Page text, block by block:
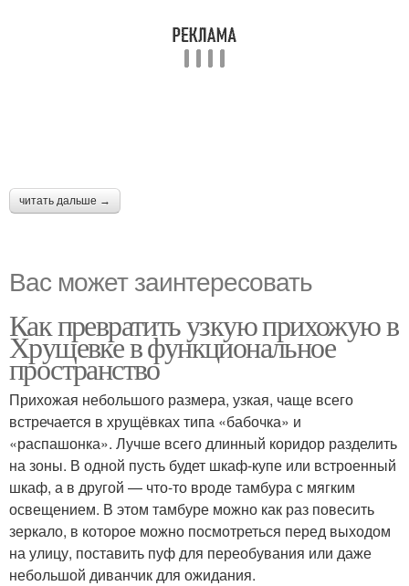
читать дальше →
Вас может заинтересовать
Как превратить узкую прихожую в
Хрущевке в функциональное
пространство
Прихожая небольшого размера, узкая, чаще всего
встречается в хрущёвках типа «бабочка» и
«распашонка». Лучше всего длинный коридор разделить
на зоны. В одной пусть будет шкаф-купе или встроенный
шкаф, а в другой — что-то вроде тамбура с мягким
освещением. В этом тамбуре можно как раз повесить
зеркало, в которое можно посмотреться перед выходом
на улицу, поставить пуф для переобувания или даже
небольшой диванчик для ожидания.